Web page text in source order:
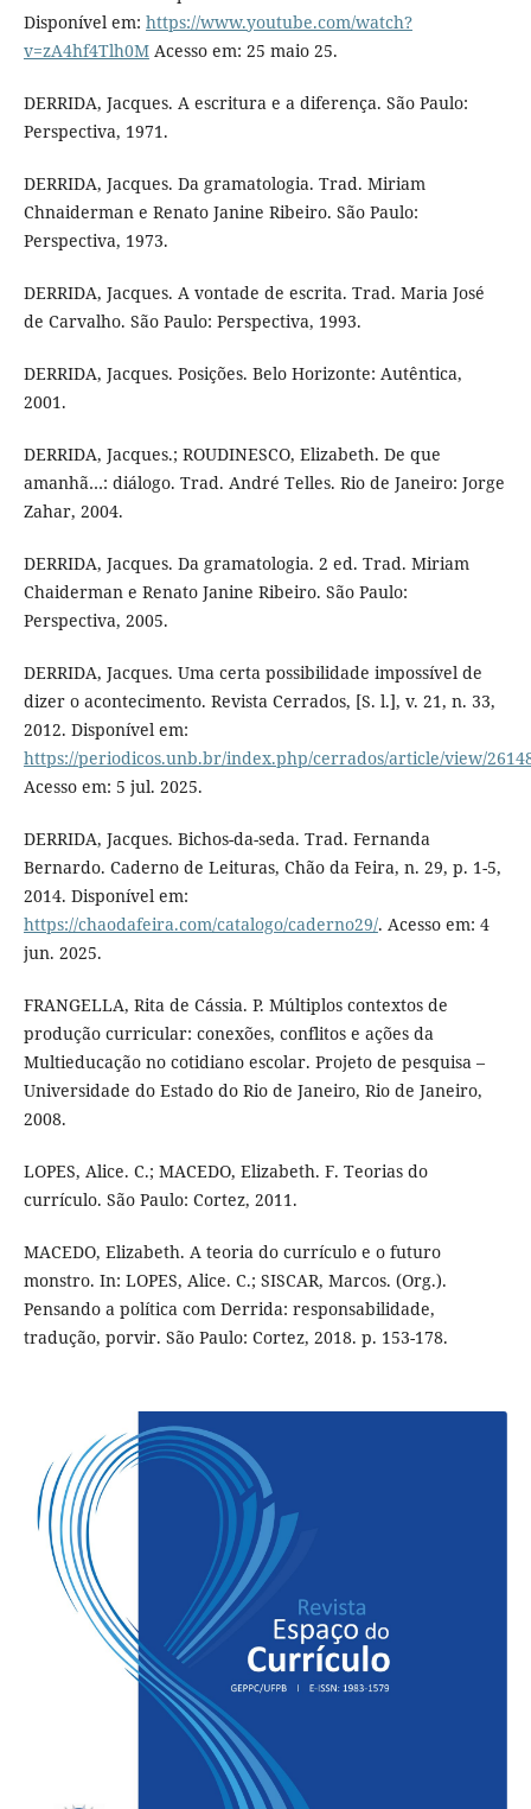
Disponível em: https://www.youtube.com/watch?
v=zA4hf4Tlh0MAcesso em: 25 maio 25.
DERRIDA, Jacques. A escritura e a diferença. São Paulo:
Perspectiva, 1971.
DERRIDA, Jacques. Da gramatologia. Trad. Miriam
Chnaiderman e Renato Janine Ribeiro. São Paulo:
Perspectiva, 1973.
DERRIDA, Jacques. A vontade de escrita. Trad. Maria José
de Carvalho. São Paulo: Perspectiva, 1993.
DERRIDA, Jacques. Posições. Belo Horizonte: Autêntica,
2001.
DERRIDA, Jacques.; ROUDINESCO, Elizabeth. De que
amanhã…: diálogo. Trad. André Telles. Rio de Janeiro: Jorge
Zahar, 2004.
DERRIDA, Jacques. Da gramatologia. 2 ed. Trad. Miriam
Chaiderman e Renato Janine Ribeiro. São Paulo:
Perspectiva, 2005.
DERRIDA, Jacques. Uma certa possibilidade impossível de
dizer o acontecimento. Revista Cerrados, [S. l.], v. 21, n. 33,
2012. Disponível em:
https://periodicos.unb.br/index.php/cerrados/article/view/
Acesso em: 5 jul. 2025.
DERRIDA, Jacques. Bichos-da-seda. Trad. Fernanda
Bernardo. Caderno de Leituras, Chão da Feira, n. 29, p. 1-5,
2014. Disponível em:
https://chaodafeira.com/catalogo/caderno29/. Acesso em: 4
jun. 2025.
FRANGELLA, Rita de Cássia. P. Múltiplos contextos de
produção curricular: conexões, conflitos e ações da
Multieducação no cotidiano escolar. Projeto de pesquisa –
Universidade do Estado do Rio de Janeiro, Rio de Janeiro,
2008.
LOPES, Alice. C.; MACEDO, Elizabeth. F. Teorias do
currículo. São Paulo: Cortez, 2011.
MACEDO, Elizabeth. A teoria do currículo e o futuro
monstro. In: LOPES, Alice. C.; SISCAR, Marcos. (Org.).
Pensando a política com Derrida: responsabilidade,
tradução, porvir. São Paulo: Cortez, 2018. p. 153-178.